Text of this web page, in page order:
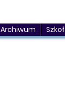
Archiwum